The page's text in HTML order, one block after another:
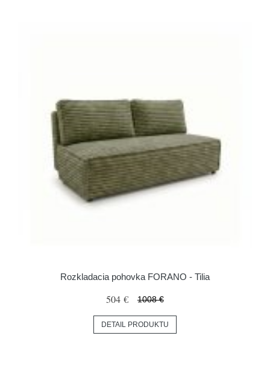
Rozkladacia pohovka FORANO - Tilia
504 € 1008 €
DETAIL PRODUKTU